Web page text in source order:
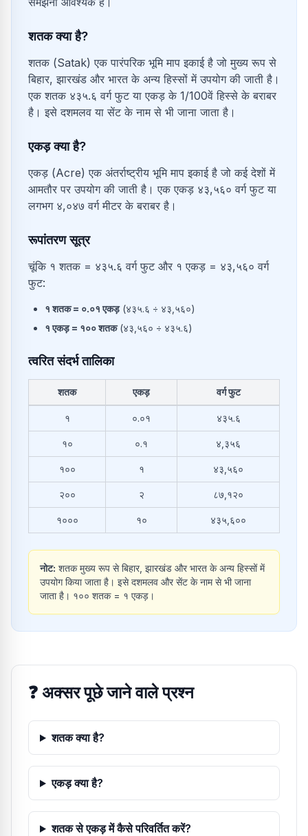
शतक क्या है?
शतक (Satak) एक पारंपरिक भूमि माप इकाई है जो मुख्य रूप से
बिहार, झारखंड और भारत के अन्य हिस्सों में उपयोग की जाती है।
एक शतक ४३५.६ वर्ग फुट या एकड़ के 1/100वें हिस्से के बराबर
है। इसे दशमलव या सेंट के नाम से भी जाना जाता है।
एकड़ क्या है?
एकड़ (Acre) एक अंतर्राष्ट्रीय भूमि माप इकाई है जो कई देशों में
आमतौर पर उपयोग की जाती है। एक एकड़ ४३,५६० वर्ग फुट या
लगभग ४,०४७ वर्ग मीटर के बराबर है।
रूपांतरण सूत्र
चूंकि १ शतक = ४३५.६ वर्ग फुट और १ एकड़ = ४३,५६० वर्ग
फुट:
१ शतक= ०.०१ एकड़ (४३५.६ ÷ ४३,५६०)
१ एकड़= १००शतक (४३,५६० ÷ ४३५.६)
त्वरित संदर्भ तालिका
शतक एकड़ वर्ग फुट
१ ०.०१ ४३५.६
१० ०.१ ४,३५६
१०० १ ४३,५६०
२०० २ ८७,१२०
१००० १० ४३५,६००
नोट: शतक मुख्य रूप से बिहार, झारखंड और भारत के अन्य हिस्सों में
उपयोग किया जाता है। इसे दशमलव और सेंट के नाम से भी जाना
जाता है। १०० शतक = १ एकड़।
❓ अक्सर पूछे जाने वाले प्रश्न
शतक क्या है?
एकड़ क्या है?
शतक से एकड़ में कैसे परिवर्तित करें?